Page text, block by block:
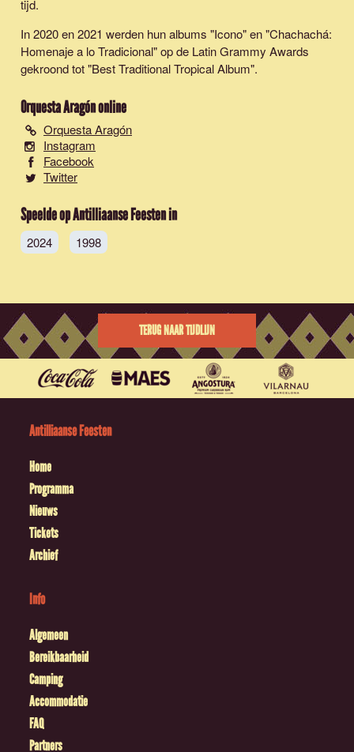
tijd.
In 2020 en 2021 werden hun albums "Icono" en "Chachachá:
Homenaje a lo Tradicional" op de Latin Grammy Awards
gekroond tot "Best Traditional Tropical Album".
Orquesta Aragónonline
Orquesta Aragón
Instagram
Facebook
Twitter
Speelde op Antilliaanse Feesten in
2024 1998
TERUG NAAR TIJDLIJN
Antilliaanse Feesten
Home
Programma
Nieuws
Tickets
Archief
Info
Algemeen
Bereikbaarheid
Camping
Accommodatie
FAQ
Partners